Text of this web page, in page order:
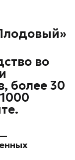
во
более 30